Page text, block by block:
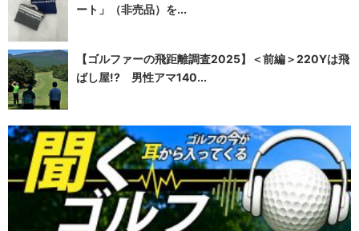
ート」（非売品）を...
【ゴルファーの飛距離調査2025】＜前編＞220Yは飛
ばし屋!? 男性アマ140...